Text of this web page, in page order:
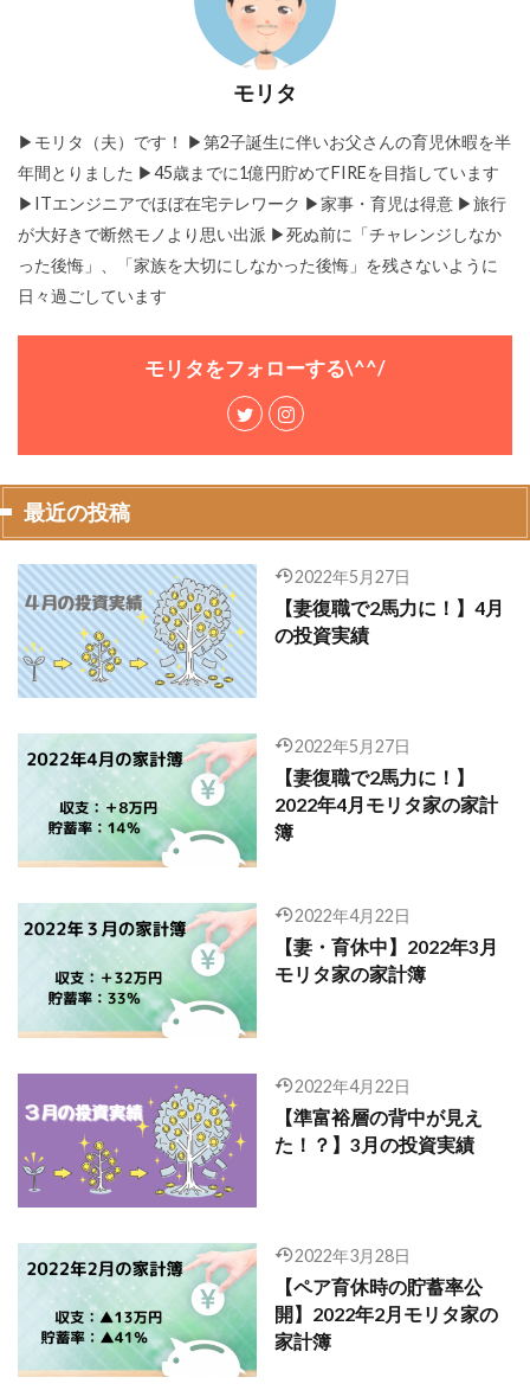
モリタ
▶モリタ（夫）です！ ▶︎第2子誕生に伴いお父さんの育児休暇を半
年間とりました ▶45歳までに1億円貯めてFIREを目指しています
▶ITエンジニアでほぼ在宅テレワーク ▶家事・育児は得意 ▶旅行
が大好きで断然モノより思い出派 ▶死ぬ前に「チャレンジしなか
った後悔」、「家族を大切にしなかった後悔」を残さないように
日々過ごしています
モリタをフォローする\^^/
最近の投稿
2022年5月27日
【妻復職で2馬力に！】4月
の投資実績
2022年5月27日
【妻復職で2馬力に！】
2022年4月モリタ家の家計
簿
2022年4月22日
【妻・育休中】2022年3月
モリタ家の家計簿
2022年4月22日
【準富裕層の背中が見え
た！？】3月の投資実績
2022年3月28日
【ペア育休時の貯蓄率公
開】2022年2月モリタ家の
家計簿